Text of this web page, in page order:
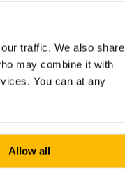
traffic. We also share
may combine it with
You can at any
Allow all